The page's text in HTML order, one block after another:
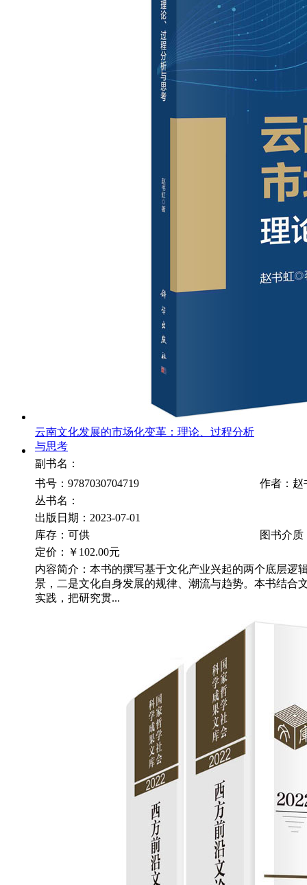
云南文化发展的市场化变革：理论、过程分析
与思考
副书名：
书号：9787030704719
作者：赵
丛书名：
出版日期：2023-07-01
库存：可供
图书介质
定价：
￥102.00元
内容简介：本书的撰写基于文化产业兴起的两个底层逻
景，二是文化自身发展的规律、潮流与趋势。本书结合
实践，把研究贯...